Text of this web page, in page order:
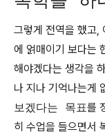
그렇게 전역을 했고,
에 얽매이기 보다는
해야겠다는 생각을
나 지나 기억나는게
보겠다는 목표를
히 수업을 들으면서